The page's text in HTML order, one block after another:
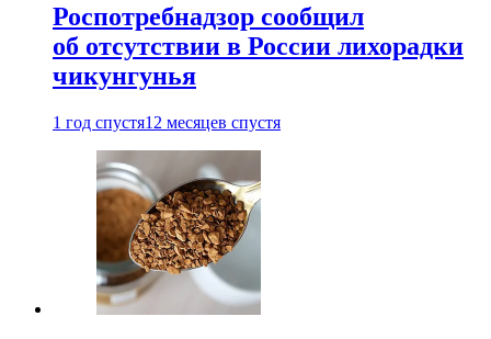
Роспотребнадзор сообщил
об отсутствии в России лихорадки
чикунгунья
1 год спустя12 месяцев спустя